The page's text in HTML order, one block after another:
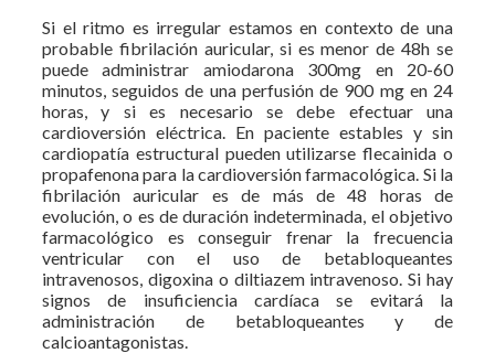
Si el ritmo es irregular estamos en contexto de una
probable fibrilación auricular, si es menor de 48h se
puede administrar amiodarona 300mg en 20-60
minutos, seguidos de una perfusión de 900 mg en 24
horas, y si es necesario se debe efectuar una
cardioversión eléctrica. En paciente estables y sin
cardiopatía estructural pueden utilizarse flecainida o
propafenona para la cardioversión farmacológica. Si la
fibrilación auricular es de más de 48 horas de
evolución, o es de duración indeterminada, el objetivo
farmacológico es conseguir frenar la frecuencia
ventricular con el uso de betabloqueantes
intravenosos, digoxina o diltiazem intravenoso. Si hay
signos de insuficiencia cardíaca se evitará la
administración de betabloqueantes y de
calcioantagonistas.